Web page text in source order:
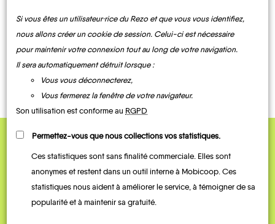
CONTACTEZ-NOUS !
QUELQUES
Témoignages
Si vous êtes un utilisateur·rice du Rezo et que vous vous identifiez,
nous allons créer un cookie de session. Celui-ci est nécessaire
pour maintenir votre connexion tout au long de votre navigation.
Il sera automatiquement détruit lorsque :
Vous vous déconnecterez,
Vous fermerez la fenêtre de votre navigateur.
Son utilisation est conforme au RGPD
Permettez-vous que nous collections vos statistiques.
Ces statistiques sont sans finalité commerciale. Elles sont
anonymes et restent dans un outil interne à Mobicoop. Ces
statistiques nous aident à améliorer le service, à témoigner de sa
popularité et à maintenir sa gratuité.